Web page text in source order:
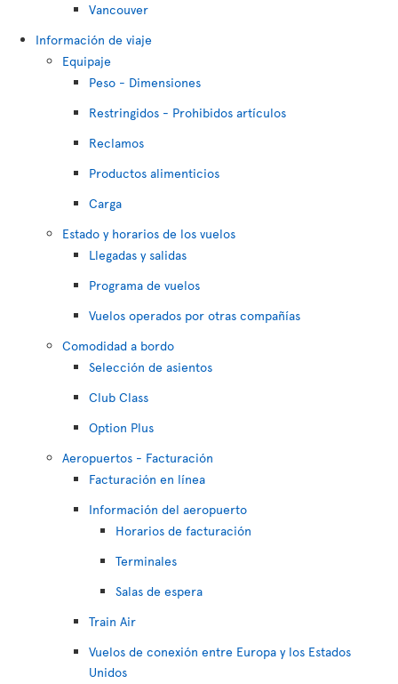
Vancouver
Información de viaje
Equipaje
Peso - Dimensiones
Restringidos - Prohibidos artículos
Reclamos
Productos alimenticios
Carga
Estado y horarios de los vuelos
Llegadas y salidas
Programa de vuelos
Vuelos operados por otras compañías
Comodidad a bordo
Selección de asientos
Club Class
Option Plus
Aeropuertos - Facturación
Facturación en línea
Información del aeropuerto
Horarios de facturación
Terminales
Salas de espera
Train Air
Vuelos de conexión entre Europa y los Estados
Unidos